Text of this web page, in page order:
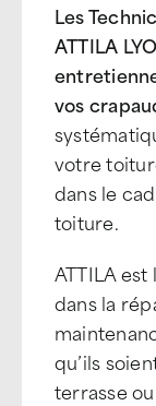
Les
ATTILA
vos
votre
dans le
toiture.
ATTILA
dans la
qu’ils
terrasse